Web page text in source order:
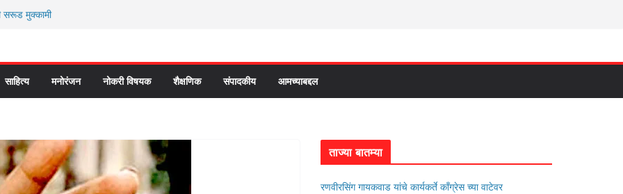
सरूड मुक्कामी
साहित्य मनोरंजन नोकरी विषयक शैक्षणिक संपादकीय आमच्याबद्दल
ताज्या बातम्या
रणवीरसिंग गायकवाड यांचे कार्यकर्ते कॉंग्रेस च्या वाटेवर